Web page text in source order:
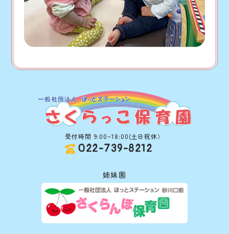
受付時間 9:00~18:00(土日祝休）
022-739-8212
姉妹園